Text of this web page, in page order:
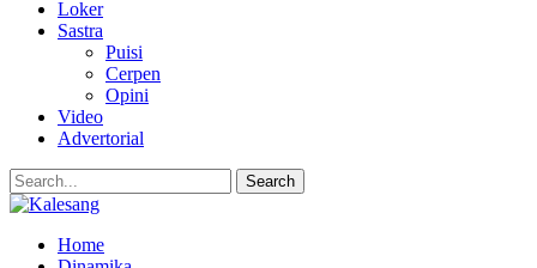
Loker
Sastra
Puisi
Cerpen
Opini
Video
Advertorial
Home